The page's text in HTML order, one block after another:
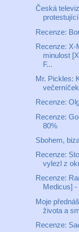
Česká
Recenze:
Recenze: X-
minulost
F...
Mr. Pickles:
Recenze:
Recenze:
80%
Sbohem,
Recenze:
vylezl z
Recenze:
Medicus] -
Moje
života a
Recenze: